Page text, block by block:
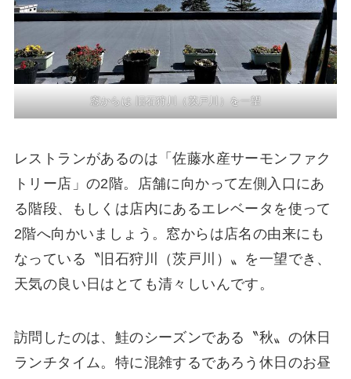
窓からは 旧石狩川（茨戸川）を一望
レストランがあるのは「佐藤水産サーモンファク
トリー店」の2階。店舗に向かって左側入口にあ
る階段、もしくは店内にあるエレベータを使って
2階へ向かいましょう。窓からは店名の由来にも
なっている〝旧石狩川（茨戸川）〟を一望でき、
天気の良い日はとても清々しいんです。
訪問したのは、鮭のシーズンである〝秋〟の休日
ランチタイム。特に混雑するであろう休日のお昼